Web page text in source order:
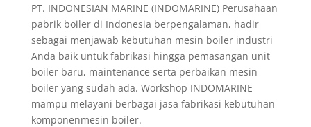
PT. INDONESIAN MARINE (INDOMARINE) Perusahaan
pabrik boiler di Indonesia berpengalaman, hadir
sebagai menjawab kebutuhan mesin boiler industri
Anda baik untuk fabrikasi hingga pemasangan unit
boiler baru, maintenance serta perbaikan mesin
boiler yang sudah ada. Workshop INDOMARINE
mampu melayani berbagai jasa fabrikasi kebutuhan
komponenmesin boiler.